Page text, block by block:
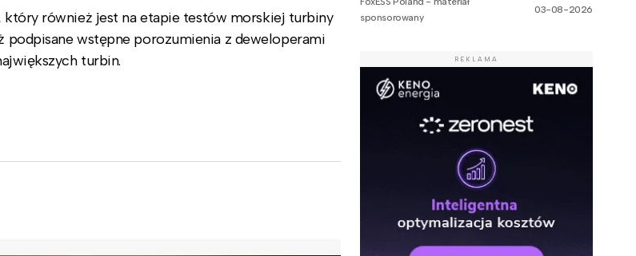
który również jest na etapie testów morskiej turbiny
podpisane wstępne porozumienia z deweloperami
turbin.
sponsorowany
03-08-2026
REKLAMA